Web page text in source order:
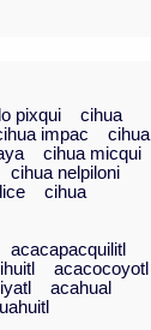
pixqui
cihua
impac
cihua
cihua micqui
cihua nelpiloni
cihua
acacapacquilitl
acacocoyotl
acahual